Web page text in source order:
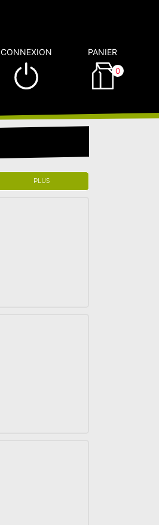
CONNEXION PANIER
0
PLUS